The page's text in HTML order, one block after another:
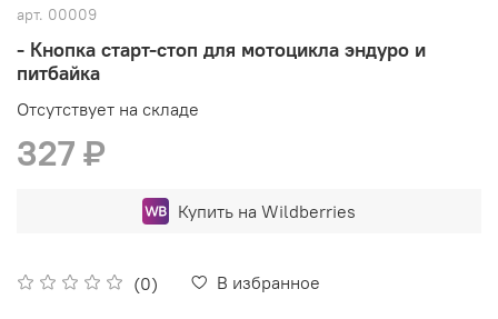
арт. 00009
- Кнопка старт-стоп для мотоцикла эндуро и
питбайка
(0) В избранное
Отсутствует на складе
327 ₽
Купить на Wildberries